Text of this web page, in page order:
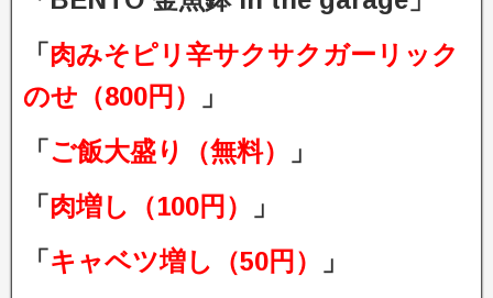
「 肉みそピリ辛サクサクガーリック
のせ（800円）
」
「 ご飯大盛り（無料）
」
「 肉増し（100円）
」
「 キャベツ増し（50円） 」